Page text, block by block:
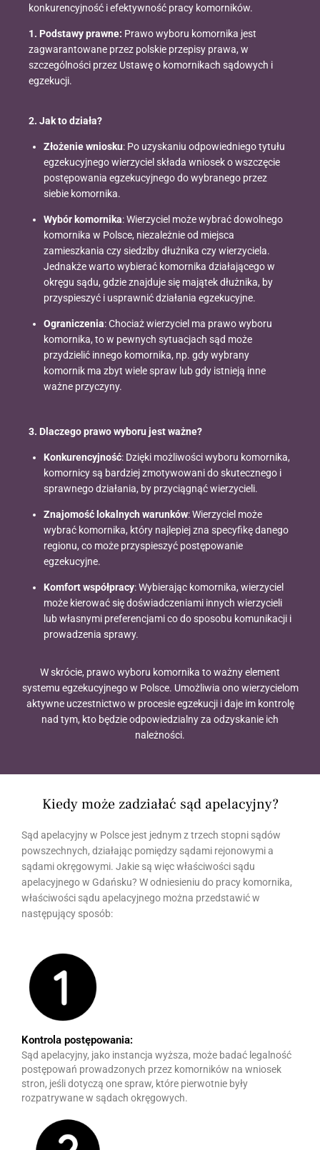
konkurencyjność i efektywność pracy komorników.
1. Podstawy prawne: Prawo wyboru komornika jest
zagwarantowane przez polskie przepisy prawa, w
szczególności przez Ustawę o komornikach sądowych i
egzekucji.
2. Jak to działa?
Złożenie wniosku: Po uzyskaniu odpowiedniego tytułu
egzekucyjnego wierzyciel składa wniosek o wszczęcie
postępowania egzekucyjnego do wybranego przez
siebie komornika.
Wybór komornika: Wierzyciel może wybrać dowolnego
komornika w Polsce, niezależnie od miejsca
zamieszkania czy siedziby dłużnika czy wierzyciela.
Jednakże warto wybierać komornika działającego w
okręgu sądu, gdzie znajduje się majątek dłużnika, by
przyspieszyć i usprawnić działania egzekucyjne.
Ograniczenia: Chociaż wierzyciel ma prawo wyboru
komornika, to w pewnych sytuacjach sąd może
przydzielić innego komornika, np. gdy wybrany
komornik ma zbyt wiele spraw lub gdy istnieją inne
ważne przyczyny.
3. Dlaczego prawo wyboru jest ważne?
Konkurencyjność: Dzięki możliwości wyboru komornika,
komornicy są bardziej zmotywowani do skutecznego i
sprawnego działania, by przyciągnąć wierzycieli.
Znajomość lokalnych warunków: Wierzyciel może
wybrać komornika, który najlepiej zna specyfikę danego
regionu, co może przyspieszyć postępowanie
egzekucyjne.
Komfort współpracy: Wybierając komornika, wierzyciel
może kierować się doświadczeniami innych wierzycieli
lub własnymi preferencjami co do sposobu komunikacji i
prowadzenia sprawy.
W skrócie, prawo wyboru komornika to ważny element
systemu egzekucyjnego w Polsce. Umożliwia ono wierzycielom
aktywne uczestnictwo w procesie egzekucji i daje im kontrolę
nad tym, kto będzie odpowiedzialny za odzyskanie ich
należności.
Kiedy może zadziałać sąd apelacyjny?
Sąd apelacyjny w Polsce jest jednym z trzech stopni sądów
powszechnych, działając pomiędzy sądami rejonowymi a
sądami okręgowymi. Jakie są więc właściwości sądu
apelacyjnego w Gdańsku? W odniesieniu do pracy komornika,
właściwości sądu apelacyjnego można przedstawić w
następujący sposób:
Kontrola postępowania:
Sąd apelacyjny, jako instancja wyższa, może badać legalność
postępowań prowadzonych przez komorników na wniosek
stron, jeśli dotyczą one spraw, które pierwotnie były
rozpatrywane w sądach okręgowych.